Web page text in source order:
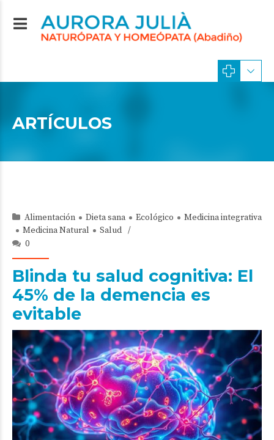
ARTÍCULOS
Alimentación Dieta sana Ecológico
Medicina integrativa
Medicina Natural
Salud
0
Blinda tu salud cognitiva: El
45% de la demencia es
evitable